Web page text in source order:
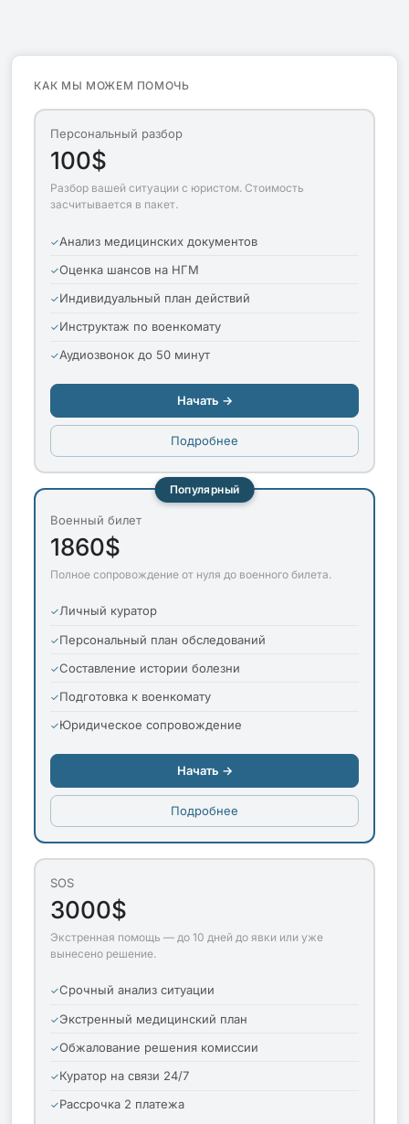
КАК МЫ МОЖЕМ ПОМОЧЬ
Персональный разбор
100$
Разбор вашей ситуации с юристом. Стоимость
засчитывается в пакет.
Анализ медицинских документов
Оценка шансов на НГМ
Индивидуальный план действий
Инструктаж по военкомату
Аудиозвонок до 50 минут
Начать →
Подробнее
Популярный
Военный билет
1860$
Полное сопровождение от нуля до военного билета.
Личный куратор
Персональный план обследований
Составление истории болезни
Подготовка к военкомату
Юридическое сопровождение
Начать →
Подробнее
SOS
3000$
Экстренная помощь — до 10 дней до явки или уже
вынесено решение.
Срочный анализ ситуации
Экстренный медицинский план
Обжалование решения комиссии
Куратор на связи 24/7
Рассрочка 2 платежа